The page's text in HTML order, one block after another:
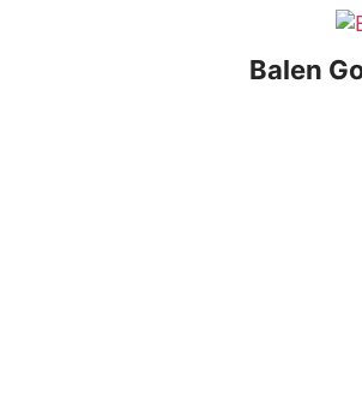
Balen